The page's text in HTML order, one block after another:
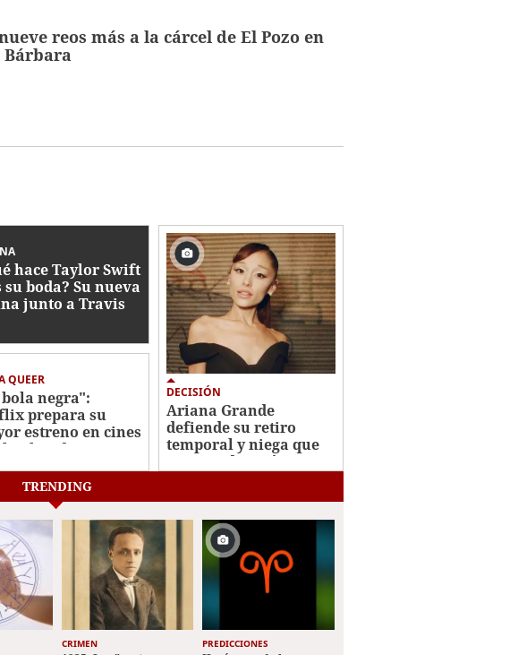
reos más a la cárcel de El Pozo en
Bárbara
hace Taylor Swift
boda? Su nueva
junto a Travis
QUEER
negra":
prepara su
estreno en cines
la obra de Los
DECISIÓN
Ariana Grande
defiende su retiro
temporal y niega que
sea una decisión
TRENDING
CRIMEN PREDICCIONES